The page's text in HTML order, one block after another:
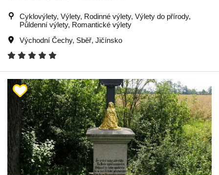
Cyklovýlety, Výlety, Rodinné výlety, Výlety do přírody,
Půldenní výlety, Romantické výlety
Východní Čechy, Sběř, Jičínsko